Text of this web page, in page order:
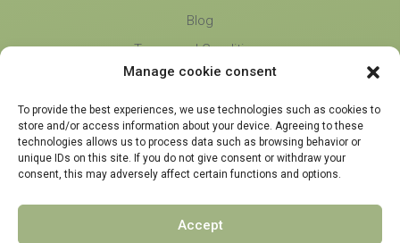
Manage cookie consent
To provide the best experiences, we use technologies such as cookies to
store and/or access information about your device. Agreeing to these
technologies allows us to process data such as browsing behavior or
unique IDs on this site. If you do not give consent or withdraw your
consent, this may adversely affect certain functions and options.
Accept
Blog
Terms and Conditions
Privacy Policy
Partners